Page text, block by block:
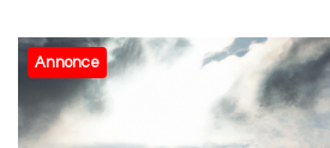
Annonce